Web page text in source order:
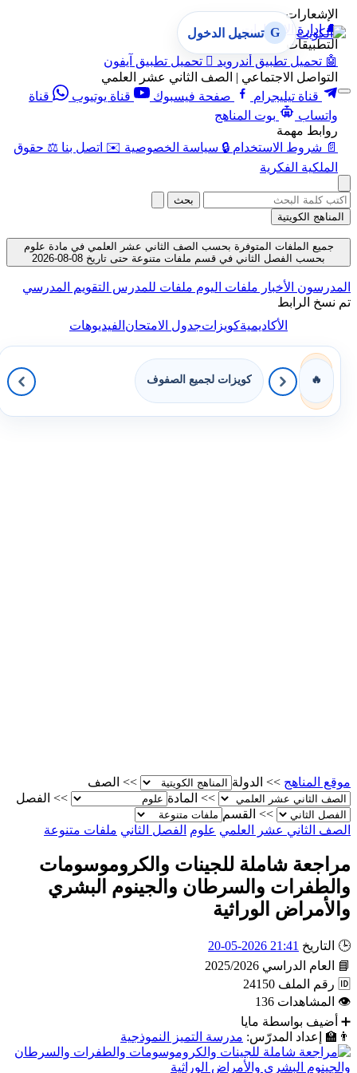
الإشعارات
🔔 إدارة الإشعارات
التطبيقات
🤖 تحميل تطبيق أندرويد  تحميل تطبيق آيفون
التواصل الاجتماعي | الصف الثاني عشر العلمي
قناة تيليجرام
صفحة فيسبوك قناة يوتيوب
قناة
واتساب
بوت المناهج
روابط مهمة
📄 شروط الاستخدام 🔒 سياسة الخصوصية ✉️ اتصل بنا ⚖️ حقوق
الملكية الفكرية
G تسجيل الدخول
بحث
المناهج الكويتية
جميع الملفات المتوفرة بحسب الصف الثاني عشر العلمي في مادة علوم
بحسب الفصل الثاني في قسم ملفات متنوعة حتى تاريخ 08-08-2026
المدرسون الأخبار ملفات اليوم ملفات للمدرس التقويم المدرسي
تم نسخ الرابط
الأكاديميةكويزاتجدول الامتحانالفيديوهات
🔥 كويزات لجميع الصفوف
موقع المناهج >> الدولة >>
الصف
>>
المادة >>
الفصل
>>
القسم
الصف الثاني عشر العلمي علوم الفصل الثاني ملفات متنوعة
مراجعة شاملة للجينات والكروموسومات
والطفرات والسرطان والجينوم البشري
والأمراض الوراثية
🕒 التاريخ 21:41 2026-05-20
📘
العام الدراسي 2025/2026
🆔 رقم الملف 24150
👁
المشاهدات 136
➕
أضيف بواسطة مايا
👨‍🏫
إعداد المدرّس: مدرسة التميز النموذجية